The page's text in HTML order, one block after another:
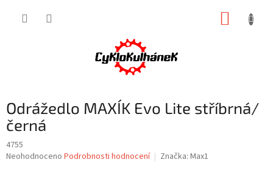
Odrážedlo MAXÍK Evo Lite stříbrná/
černá
4755
Průměrné
Neohodnoceno Podrobnosti hodnocení Značka: Max1